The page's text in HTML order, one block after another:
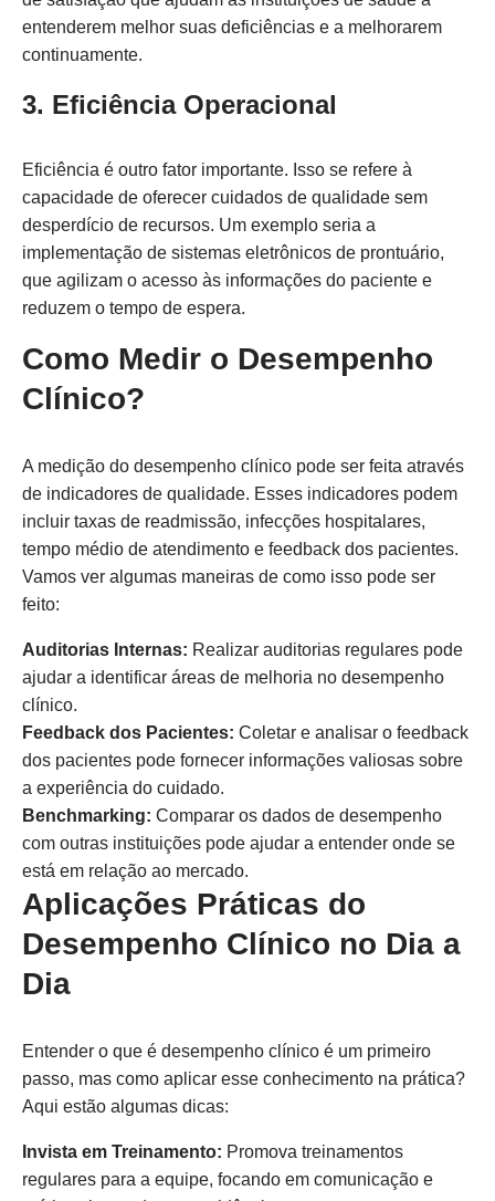
entenderem melhor suas deficiências e a melhorarem
continuamente.
3. Eficiência Operacional
Eficiência é outro fator importante. Isso se refere à
capacidade de oferecer cuidados de qualidade sem
desperdício de recursos. Um exemplo seria a
implementação de sistemas eletrônicos de prontuário,
que agilizam o acesso às informações do paciente e
reduzem o tempo de espera.
Como Medir o Desempenho
Clínico?
A medição do desempenho clínico pode ser feita através
de indicadores de qualidade. Esses indicadores podem
incluir taxas de readmissão, infecções hospitalares,
tempo médio de atendimento e feedback dos pacientes.
Vamos ver algumas maneiras de como isso pode ser
feito:
Auditorias Internas: Realizar auditorias regulares pode
ajudar a identificar áreas de melhoria no desempenho
clínico.
Feedback dos Pacientes: Coletar e analisar o feedback
dos pacientes pode fornecer informações valiosas sobre
a experiência do cuidado.
Benchmarking: Comparar os dados de desempenho
com outras instituições pode ajudar a entender onde se
está em relação ao mercado.
Aplicações Práticas do
Desempenho Clínico no Dia a
Dia
Entender o que é desempenho clínico é um primeiro
passo, mas como aplicar esse conhecimento na prática?
Aqui estão algumas dicas:
Invista em Treinamento: Promova treinamentos
regulares para a equipe, focando em comunicação e